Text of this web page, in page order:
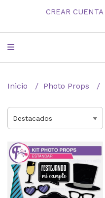
CREAR CUENTA
Inicio Photo Props